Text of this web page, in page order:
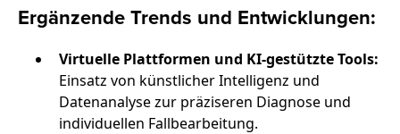
Ergänzende Trends und Entwicklungen:
Virtuelle Plattformen und KI-gestützte Tools:
Einsatz von künstlicher Intelligenz und
Datenanalyse zur präziseren Diagnose und
individuellen Fallbearbeitung.